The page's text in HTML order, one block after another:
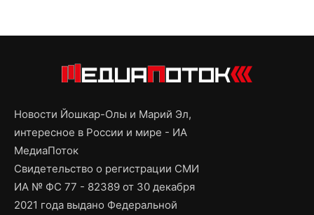
Новости Йошкар-Олы и Марий Эл,
интересное в России и мире - ИА
МедиаПоток
Свидетельство о регистрации СМИ
ИА № ФС 77 - 82389 от 30 декабря
2021 года выдано Федеральной